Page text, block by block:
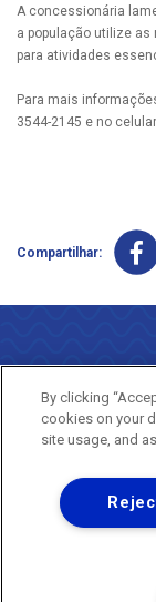
A concessionária
a população utilize as
para atividades
Para mais
3544-2145 e no
Compartilhar:
By clicking
cookies on your
site usage, and